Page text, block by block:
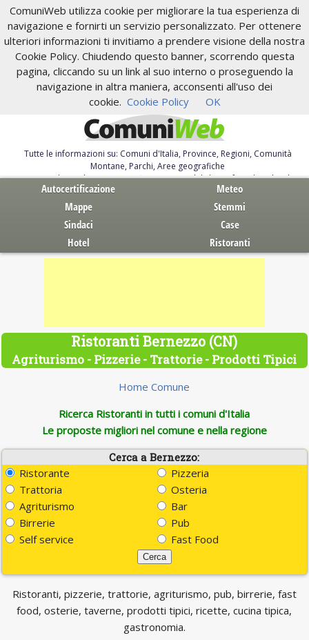
ComuniWeb utilizza cookie per migliorare la tua esperienza di
navigazione e fornirti un servizio personalizzato. Per ottenere
ulteriori informazioni ti invitiamo a prendere visione della nostra
Cookie Policy. Chiudendo questo banner, scorrendo questa
pagina, cliccando su un link al suo interno o proseguendo la
navigazione in altra maniera, acconsenti all'uso dei
cookie. Cookie Policy OK
Tutte le informazioni su: Comuni d'Italia, Province, Regioni, Comunità
Montane, Parchi, Aree geografiche
Servizi al Cittadino. Autocertificazione, moduli, leggi, free download
Autocertificazione
Meteo
Mappe
Stemmi
Sindaci
Case
Hotel
Ristoranti
Ristoranti Bernezzo (CN)
Agriturismo - Pizzerie - Trattorie - Prodotti Tipici
Home Comune
Ricerca Ristoranti in tutti i comuni d'Italia
Le proposte migliori nel comune e nella regione
Cerca a Bernezzo:
Ristorante
Pizzeria
Trattoria
Osteria
Agriturismo
Bar
Birrerie
Pub
Self service
Fast Food
Ristoranti, pizzerie, trattorie, agriturismo, pub, birrerie, fast
food, osterie, taverne, prodotti tipici, ricette, cucina tipica,
gastronomia.